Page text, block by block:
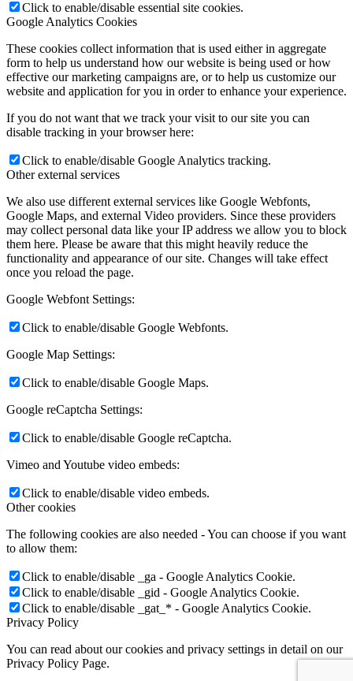
Click to enable/disable essential site cookies.
Google Analytics Cookies
These cookies collect information that is used either in aggregate
form to help us understand how our website is being used or how
effective our marketing campaigns are, or to help us customize our
website and application for you in order to enhance your experience.
If you do not want that we track your visit to our site you can
disable tracking in your browser here:
Click to enable/disable Google Analytics tracking.
Other external services
We also use different external services like Google Webfonts,
Google Maps, and external Video providers. Since these providers
may collect personal data like your IP address we allow you to block
them here. Please be aware that this might heavily reduce the
functionality and appearance of our site. Changes will take effect
once you reload the page.
Google Webfont Settings:
Click to enable/disable Google Webfonts.
Google Map Settings:
Click to enable/disable Google Maps.
Google reCaptcha Settings:
Click to enable/disable Google reCaptcha.
Vimeo and Youtube video embeds:
Click to enable/disable video embeds.
Other cookies
The following cookies are also needed - You can choose if you want
to allow them:
Click to enable/disable _ga - Google Analytics Cookie.
Click to enable/disable _gid - Google Analytics Cookie.
Click to enable/disable _gat_* - Google Analytics Cookie.
Privacy Policy
You can read about our cookies and privacy settings in detail on our
Privacy Policy Page.